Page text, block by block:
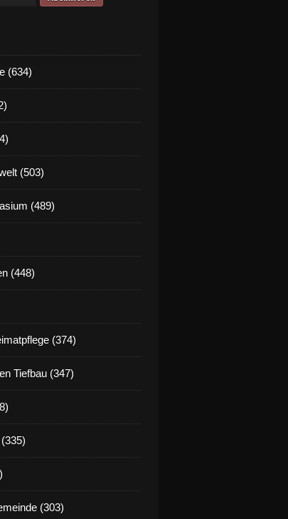
(634)
(503)
(489)
(448)
(374)
Tiefbau (347)
(303)